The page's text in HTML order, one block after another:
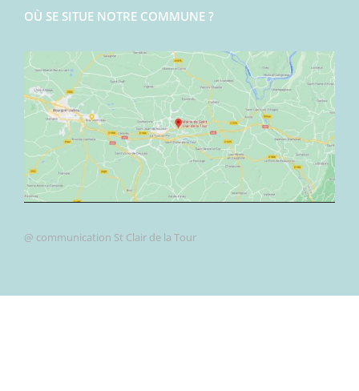
OÙ SE SITUE NOTRE COMMUNE ?
@ communication St Clair de la Tour